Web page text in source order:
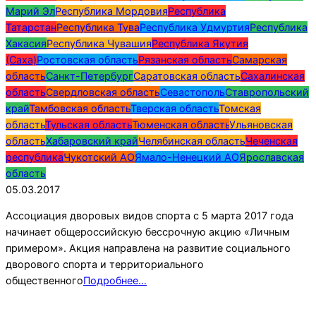
Марий ЭлРеспублика МордовияРеспублика
ТатарстанРеспублика ТуваРеспублика УдмуртияРеспублика
ХакасияРеспублика ЧувашияРеспублика Якутия
(Саха)Ростовская областьРязанская областьСамарская
областьСанкт-ПетербургСаратовская областьСахалинская
областьСвердловская областьСевастопольСтавропольский
крайТамбовская областьТверская областьТомская
областьТульская областьТюменская областьУльяновская
областьХабаровский крайЧелябинская областьЧеченская
республикаЧукотский АОЯмало-Ненецкий АОЯрославская
область
05.03.2017
Ассоциация дворовых видов спорта с 5 марта 2017 года
начинает общероссийскую бессрочную акцию «Личным
примером». Акция направлена на развитие социального
дворового спорта и территориального
общественногоПодробнее…